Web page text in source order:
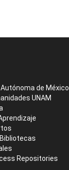
de México
UNAM
Repositories